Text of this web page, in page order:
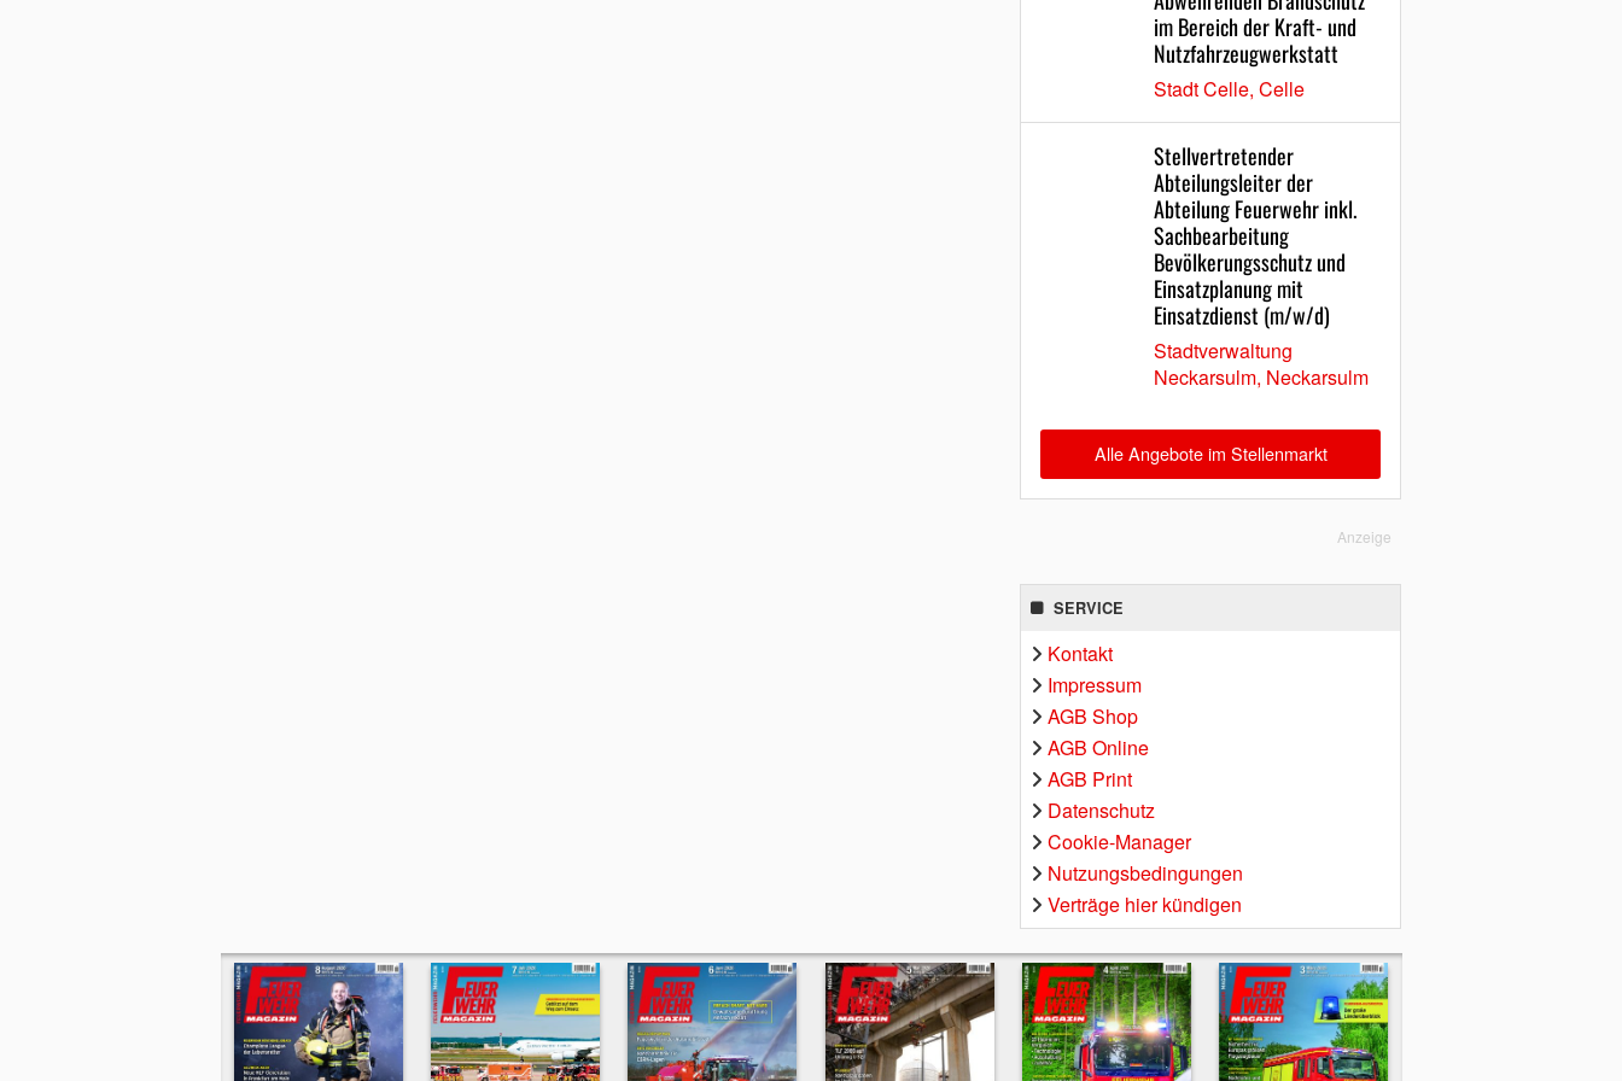
im Bereich der Kraft- und
Nutzfahrzeugwerkstatt
Stadt Celle, Celle
Stellvertretender
Abteilungsleiter der
Abteilung Feuerwehr inkl.
Sachbearbeitung
Bevölkerungsschutz und
Einsatzplanung mit
Einsatzdienst (m/w/d)
Stadtverwaltung
Neckarsulm, Neckarsulm
Alle Angebote im Stellenmarkt
Anzeige
SERVICE
Kontakt
Impressum
AGB Shop
AGB Online
AGB Print
Datenschutz
Cookie-Manager
Nutzungsbedingungen
Verträge hier kündigen